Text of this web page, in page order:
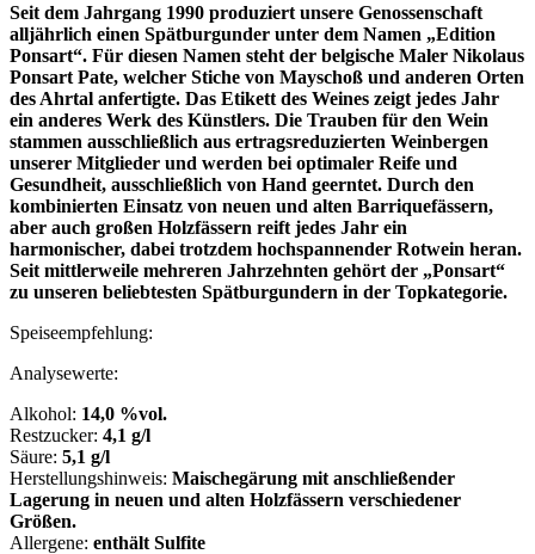
Seit dem Jahrgang 1990 produziert unsere Genossenschaft
alljährlich einen Spätburgunder unter dem Namen „Edition
Ponsart“. Für diesen Namen steht der belgische Maler Nikolaus
Ponsart Pate, welcher Stiche von Mayschoß und anderen Orten
des Ahrtal anfertigte. Das Etikett des Weines zeigt jedes Jahr
ein anderes Werk des Künstlers. Die Trauben für den Wein
stammen ausschließlich aus ertragsreduzierten Weinbergen
unserer Mitglieder und werden bei optimaler Reife und
Gesundheit, ausschließlich von Hand geerntet. Durch den
kombinierten Einsatz von neuen und alten Barriquefässern,
aber auch großen Holzfässern reift jedes Jahr ein
harmonischer, dabei trotzdem hochspannender Rotwein heran.
Seit mittlerweile mehreren Jahrzehnten gehört der „Ponsart“
zu unseren beliebtesten Spätburgundern in der Topkategorie.
Speiseempfehlung:
Analysewerte:
Alkohol: 14,0 %vol.
Restzucker: 4,1 g/l
Säure: 5,1 g/l
Herstellungshinweis: Maischegärung mit anschließender
Lagerung in neuen und alten Holzfässern verschiedener
Größen.
Allergene: enthält Sulfite